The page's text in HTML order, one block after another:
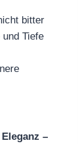
bitter
Tiefe
–